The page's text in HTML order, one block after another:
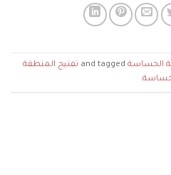
الحساسة
تفتيح المنطقة
.